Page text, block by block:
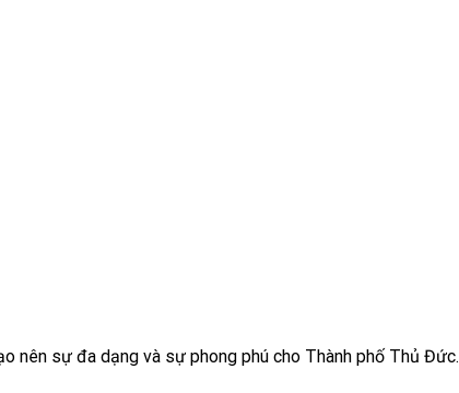
nên sự đa dạng và sự phong phú cho Thành phố Thủ Đức.